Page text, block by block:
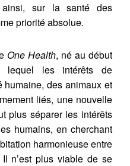
ainsi, sur la santé des
priorité absolue.
One Health, né au début
lequel les intérêts de
humaine, des animaux et
liés, une nouvelle
plus séparer les intérêts
humains, en cherchant
harmonieuse entre
n’est plus viable de se